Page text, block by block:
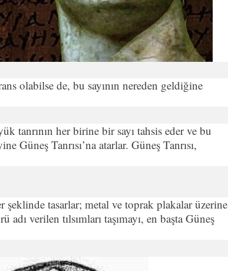
olabilse de, bu sayının nereden geldiğine
tanrının her birine bir sayı tahsis eder ve bu
Güneş Tanrısı’na atarlar. Güneş Tanrısı,
şeklinde tasarlar; metal ve toprak plakalar üzerine
verilen tılsımları taşımayı, en başta Güneş